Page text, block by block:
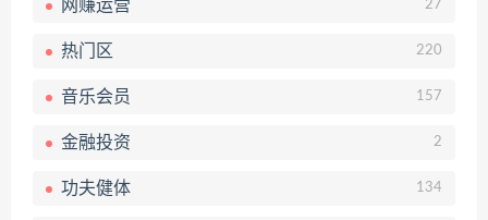
网赚运营 27
热门区 220
音乐会员 157
金融投资 2
功夫健体 134